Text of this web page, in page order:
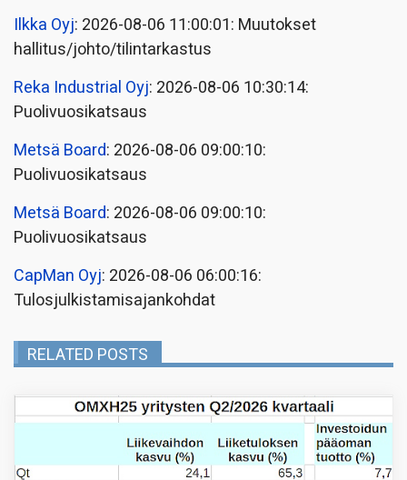
Ilkka Oyj: 2026-08-06 11:00:01: Muutokset
hallitus/johto/tilintarkastus
Reka Industrial Oyj: 2026-08-06 10:30:14:
Puolivuosikatsaus
Metsä Board: 2026-08-06 09:00:10:
Puolivuosikatsaus
Metsä Board: 2026-08-06 09:00:10:
Puolivuosikatsaus
CapMan Oyj: 2026-08-06 06:00:16:
Tulosjulkistamisajankohdat
RELATED POSTS